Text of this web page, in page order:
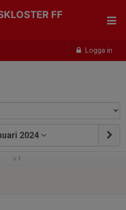
Logga in
FF
2024
v.1